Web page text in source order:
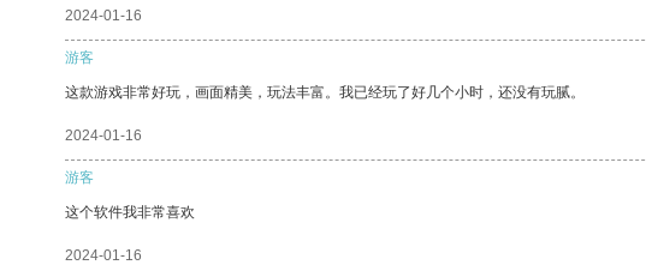
2024-01-16
游客
这款游戏非常好玩，画面精美，玩法丰富。我已经玩了好几个小时，还没有玩腻。
2024-01-16
游客
这个软件我非常喜欢
2024-01-16